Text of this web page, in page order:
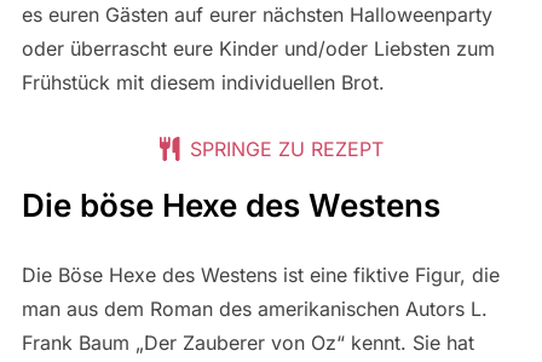
es euren Gästen auf eurer nächsten Halloweenparty
oder überrascht eure Kinder und/oder Liebsten zum
Frühstück mit diesem individuellen Brot.
SPRINGE ZU REZEPT
Die böse Hexe des Westens
Die Böse Hexe des Westens ist eine fiktive Figur, die
man aus dem Roman des amerikanischen Autors L.
Frank Baum „Der Zauberer von Oz“ kennt. Sie hat